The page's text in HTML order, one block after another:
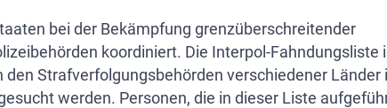
bei der Bekämpfung grenzüberschreitender
koordiniert. Die Interpol-Fahndungsliste
Strafverfolgungsbehörden verschiedener Länder
werden. Personen, die in dieser Liste